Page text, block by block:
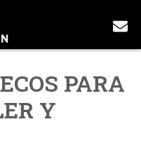
PARA
Y